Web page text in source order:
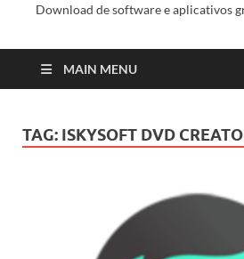
Download de software e aplicativos
MAIN MENU
TAG: ISKYSOFT DVD